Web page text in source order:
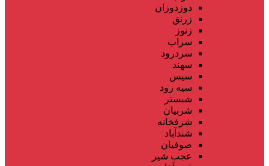
دوزدوزان
زرنق
زنوز
سراب
سردرود
سهند
سیس
سیه رود
شبستر
شربیان
شرفخانه
شندآباد
صوفیان
عجب شیر